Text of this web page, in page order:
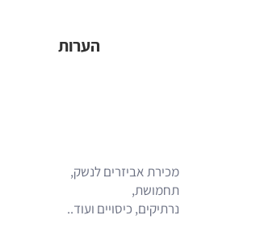
הערות
מכירת אביזרים לנשק,
תחמושת,
נרתיקים, כיסויים ועוד..